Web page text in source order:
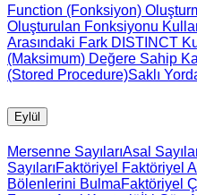
Function (Fonksiyon)
Oluşturulan Fonksiyonu
Arasındaki Fark DISTINCT
(Maksimum) Değere Sahip
(Stored Procedure)Saklı
Eylül
Mersenne SayılarıAsal
SayılarıFaktöriyel Faktöriyel
Bölenlerini BulmaFaktöriyel